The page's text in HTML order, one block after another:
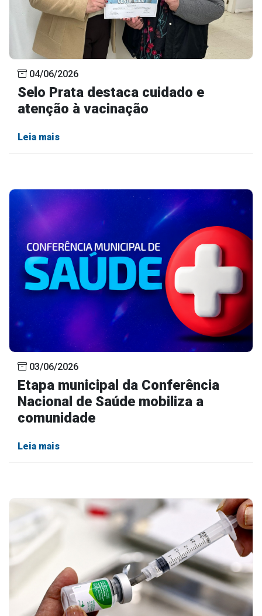
04/06/2026
Selo Prata destaca cuidado e
atenção à vacinação
Leia mais
03/06/2026
Etapa municipal da Conferência
Nacional de Saúde mobiliza a
comunidade
Leia mais